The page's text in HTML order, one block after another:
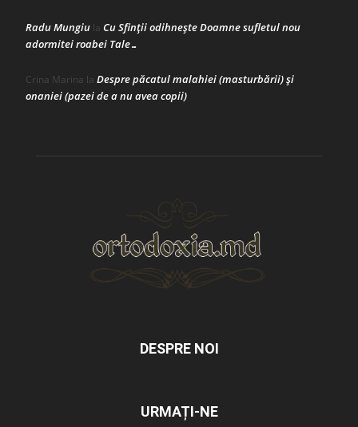
Radu Mungiu la Cu Sfinții odihnește Doamne sufletul nou
adormitei roabei Tale…
Crina Marina la Despre păcatul malahiei (masturbării) şi
onaniei (pazei de a nu avea copii)
DESPRE NOI
URMAȚI-NE